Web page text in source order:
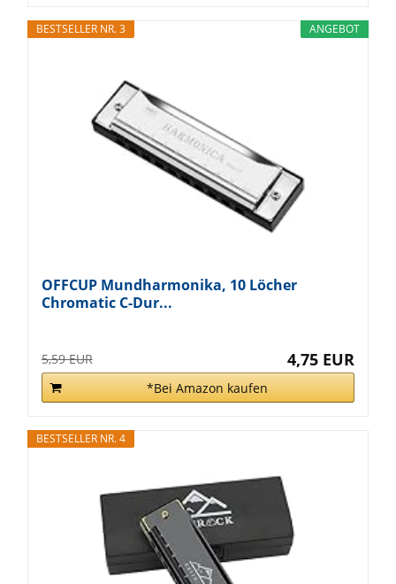
ANGEBOT
BESTSELLER NR. 3
OFFCUP Mundharmonika, 10 Löcher
Chromatic C-Dur...
5,59 EUR 4,75 EUR
*Bei Amazon kaufen
BESTSELLER NR. 4